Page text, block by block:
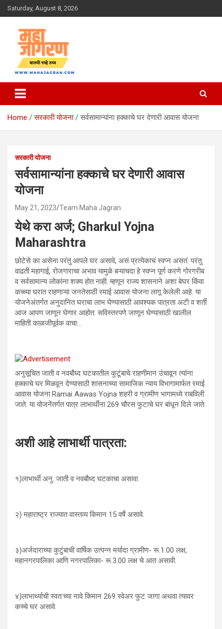
Skip
to
Saturday, August 8, 2026
महा जागरण
Home सरकारी योजना सर्वसामान्यांना हक्काचे घर देणारी आवास योजना
सरकारी योजना
सर्वसामान्यांना हक्काचे घर देणारी आवास
योजना
May 21, 2023 Team Maha Jagran
येथे करा अर्ज; Gharkul Yojna
Maharashtra
छोटेसे का असेना परंतु आपले घर असावे, असं प्रत्येकाचं स्वप्न असतं. परंतु
वाढती महागाई, रोजगाराचा अभाव यामुळे बऱ्याचदा हे स्वप्न पूर्ण करणे गोरगरीब
व सर्वसामान्य लोकांना शक्य होत नाही. म्हणून राज्य शासनाने अशा बेघर किंवा
कच्च्या घरात राहणाऱ्या जनतेसाठी रमाई आवास योजना लागू केलेली आहे. या
योजनेअंतर्गत अनुदानित घराचा लाभ घेण्यासाठी आवश्यक पात्रता अटी व शर्ती
आज आपण जाणून घेणार आहोत. सविस्तरपणे जाणून घेण्यासाठी खालील
माहिती काळजीपूर्वक वाचा…
अनुसूचित जाती व नवबौध्द घटकातील कुटूंबाचे राहणीमान उंचावून त्यांना
हक्काचे घर मिळवून देण्यासाठी शासनाच्या सामाजिक न्याय विभागामार्फत रमाई
आवास योजना Ramai Aawas Yojna शहरी व ग्रामीण भागामध्ये राबविली
जाते. या योजनेंतर्गत पात्र लाभार्थींना 269 चौरस फुटाचे घर बांधून दिले जाते.
अशी आहे लाभार्थी पात्रता:
१)लाभार्थी अनु. जाती व नवबौध्द घटकाचा असावा.
२) महाराष्ट्र राज्यात वास्तव्य किमान 15 वर्षे असावे.
३)अर्जदाराच्या कुटुंबाची वार्षिक उत्पन्न मर्यादा ग्रामीण- रू.1.00 लक्ष,
महानगरपालिका आणि नगरपालिका- रू.3.00 लक्ष चे आत असावी.
४)लाभार्थ्याची स्वत:च्या नावे किमान 269 स्वेअर फुट जागा अथवा त्यावर
कच्चे घर असावे.